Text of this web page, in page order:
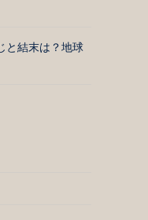
と結末は？地球